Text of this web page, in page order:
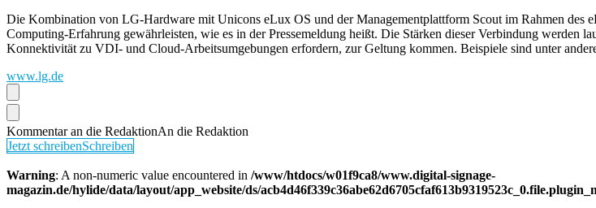
Die Kombination von LG-Hardware mit Unicons eLux OS und der Managementplattform Scout im Rahmen des
Computing-Erfahrung gewährleisten, wie es in der Pressemeldung heißt. Die Stärken dieser Verbindung werden
Konnektivität zu VDI- und Cloud-Arbeitsumgebungen erfordern, zur Geltung kommen. Beispiele sind unter
www.lg.de
Kommentar an die RedaktionAn die Redaktion
Jetzt schreibenSchreiben
Warning: A non-numeric value encountered in /www/htdocs/w01f9ca8/www.digital-signage-
magazin.de/hylide/data/layout/app_website/ds/